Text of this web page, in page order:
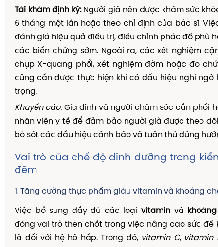
Tái khám định kỳ:Người già nên được khám sức
6 tháng một lần hoặc theo chỉ định của bác sĩ.
đánh giá hiệu quả điều trị, điều chỉnh phác đồ phù
các biến chứng sớm. Ngoài ra, các xét nghiệm
chụp X-quang phổi, xét nghiệm đờm hoặc đo
cũng cần được thực hiện khi có dấu hiệu nghi ngờ
trọng.
Khuyến cáo:Gia đình và người chăm sóc cần phối
nhân viên y tế để đảm bảo người già được theo
bỏ sót các dấu hiệu cảnh báo và tuân thủ đúng
Vai trò của chế độ dinh dưỡng trong
đêm
1. Tăng cường thực phẩm giàu vitamin và khoáng
Việc bổ sung đầy đủ các loạivitamin và
đóng vai trò then chốt trong việc nâng cao sức đề
là đối với hệ hô hấp. Trong đó, vitamin C, vitamin